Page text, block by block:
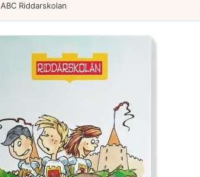
ABC Riddarskolan